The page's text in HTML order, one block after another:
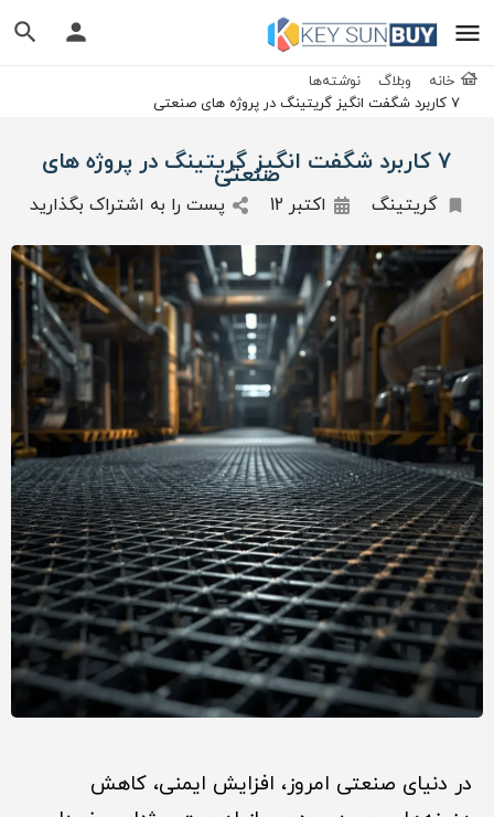
خانه وبلاگ
نوشته‌ها
7 کاربرد شگفت انگیز گریتینگ در پروژه های صنعتی
7 کاربرد شگفت انگیز گریتینگ در پروژه های
صنعتی
گریتینگ اکتبر 12 پست را به اشتراک بگذارید
در دنیای صنعتی امروز، افزایش ایمنی، کاهش